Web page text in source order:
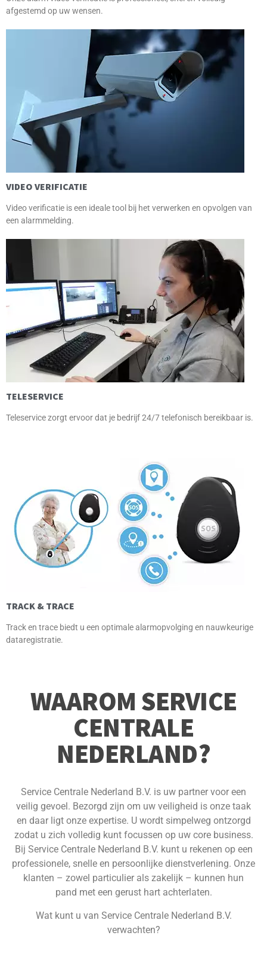
afgestemd op uw wensen.
VIDEO VERIFICATIE
Video verificatie is een ideale tool bij het verwerken en opvolgen van
een alarmmelding.
TELESERVICE
Teleservice zorgt ervoor dat je bedrijf 24/7 telefonisch bereikbaar is.
TRACK & TRACE
Track en trace biedt u een optimale alarmopvolging en nauwkeurige
dataregistratie.
WAAROM SERVICE
CENTRALE
NEDERLAND?
Service Centrale Nederland B.V. is uw partner voor een
veilig gevoel. Bezorgd zijn om uw veiligheid is onze taak
en daar ligt onze expertise. U wordt simpelweg ontzorgd
zodat u zich volledig kunt focussen op uw core business.
Bij Service Centrale Nederland B.V. kunt u rekenen op een
professionele, snelle en persoonlijke dienstverlening. Onze
klanten – zowel particulier als zakelijk – kunnen hun
pand met een gerust hart achterlaten.
Wat kunt u van Service Centrale Nederland B.V.
verwachten?